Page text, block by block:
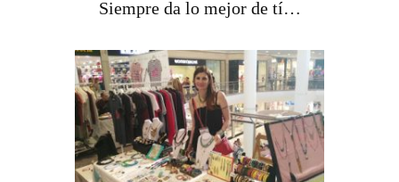
Siempre da lo mejor de tí…